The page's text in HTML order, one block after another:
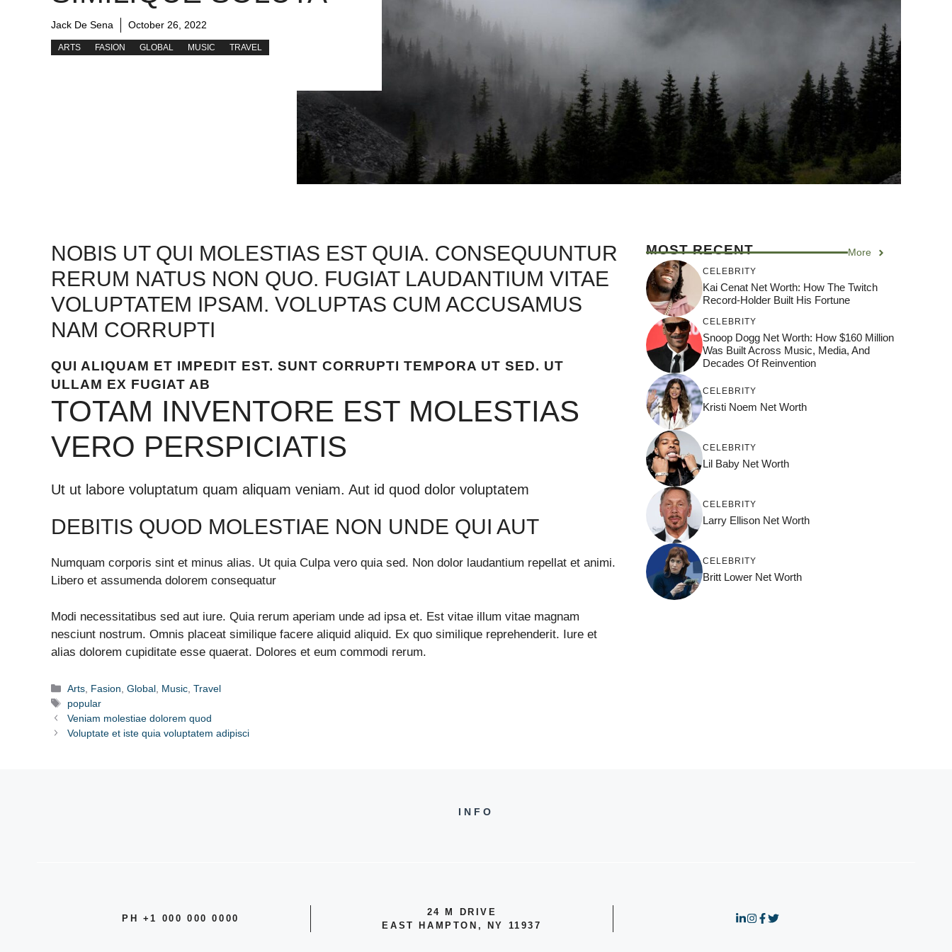
Jack De Sena October 26, 2022
ARTS FASION GLOBAL MUSIC TRAVEL
NOBIS UT QUI MOLESTIAS EST QUIA. CONSEQUUNTUR
RERUM NATUS NON QUO. FUGIAT LAUDANTIUM VITAE
VOLUPTATEM IPSAM. VOLUPTAS CUM ACCUSAMUS
NAM CORRUPTI
QUI ALIQUAM ET IMPEDIT EST. SUNT CORRUPTI TEMPORA UT SED. UT
ULLAM EX FUGIAT AB
TOTAM INVENTORE EST MOLESTIAS
VERO PERSPICIATIS
Ut ut labore voluptatum quam aliquam veniam. Aut id quod dolor voluptatem
DEBITIS QUOD MOLESTIAE NON UNDE QUI AUT
Numquam corporis sint et minus alias. Ut quia Culpa vero quia sed. Non dolor laudantium repellat et animi.
Libero et assumenda dolorem consequatur
Modi necessitatibus sed aut iure. Quia rerum aperiam unde ad ipsa et. Est vitae illum vitae magnam
nesciunt nostrum. Omnis placeat similique facere aliquid aliquid. Ex quo similique reprehenderit. Iure et
alias dolorem cupiditate esse quaerat. Dolores et eum commodi rerum.
Categories
Arts Fasion ,Global Music ,Travel
Tags
popular
Veniam molestiae dolorem quod
Voluptate et iste quia voluptatem adipisci
MOST RECENT More
CELEBRITY
Kai Cenat Net Worth: How The Twitch
Record-Holder Built His Fortune
CELEBRITY
Snoop Dogg Net Worth: How $160 Million
Was Built Across Music, Media, And
Decades Of Reinvention
CELEBRITY
Kristi Noem Net Worth
CELEBRITY
Lil Baby Net Worth
CELEBRITY
Larry Ellison Net Worth
CELEBRITY
Britt Lower Net Worth
INFO
PH +1 000 000 0000
24 M DRIVE
EAST HAMPTON, NY 11937